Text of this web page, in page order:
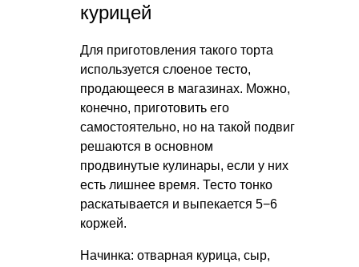
курицей
Для приготовления такого торта
используется слоеное тесто,
продающееся в магазинах. Можно,
конечно, приготовить его
самостоятельно, но на такой подвиг
решаются в основном
продвинутые кулинары, если у них
есть лишнее время. Тесто тонко
раскатывается и выпекается 5−6
коржей.
Начинка: отварная курица, сыр,